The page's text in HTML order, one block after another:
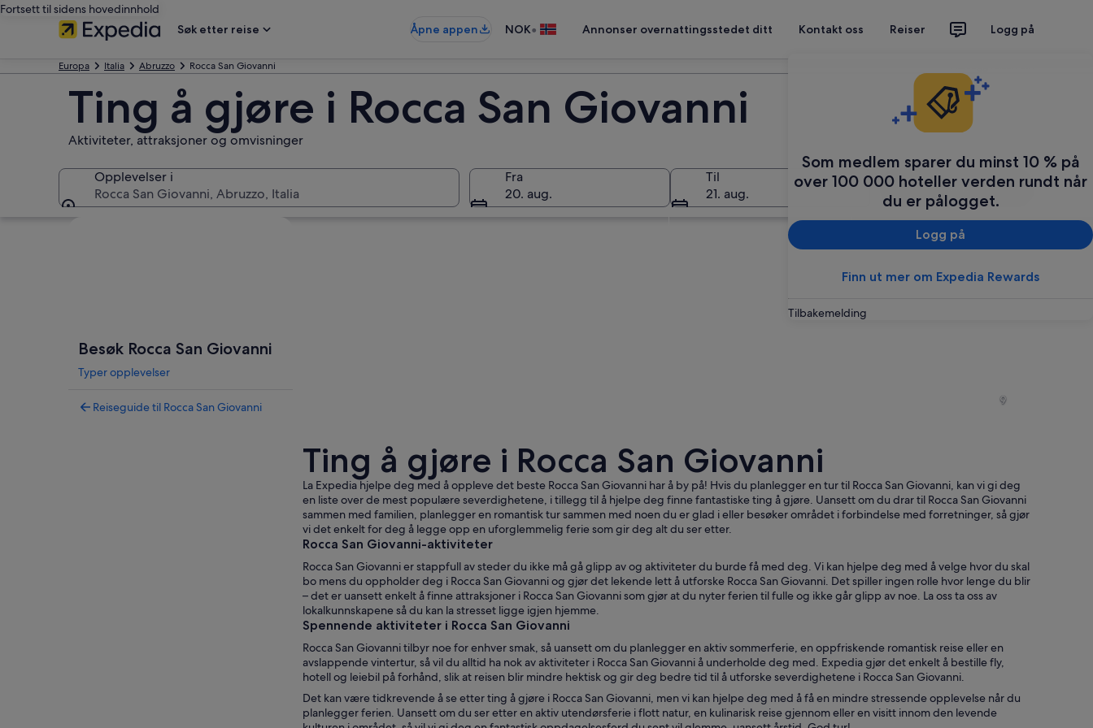
Fortsett til sidens hovedinnhold
Søk etter reise
Åpne appen NOK• Annonser overnattingsstedet ditt Kontakt oss Reiser Logg på
Som medlem sparer du minst 10 % på
over 100 000 hoteller verden rundt når
du er pålogget.
Logg på
Finn ut mer om Expedia Rewards
Tilbakemelding
Europa Italia Abruzzo Rocca San Giovanni
Ting å gjøre i Rocca San Giovanni
Aktiviteter, attraksjoner og omvisninger
Opplevelser i
Rocca San Giovanni, Abruzzo, Italia
Fra
20. aug.
Til
21. aug.
Søk
Besøk Rocca San Giovanni
Typer opplevelser
Reiseguide til Rocca San Giovanni
Rocca San Giovanni
Rocca San Giovanni Rocca San Giovanni
9
Ting å gjøre i Rocca San Giovanni
La Expedia hjelpe deg med å oppleve det beste Rocca San Giovanni har å by på! Hvis du planlegger en tur til Rocca San Giovanni, kan vi gi deg
en liste over de mest populære severdighetene, i tillegg til å hjelpe deg finne fantastiske ting å gjøre. Uansett om du drar til Rocca San Giovanni
sammen med familien, planlegger en romantisk tur sammen med noen du er glad i eller besøker området i forbindelse med forretninger, så gjør
vi det enkelt for deg å legge opp en uforglemmelig ferie som gir deg alt du ser etter.
Rocca San Giovanni-aktiviteter
Rocca San Giovanni er stappfull av steder du ikke må gå glipp av og aktiviteter du burde få med deg. Vi kan hjelpe deg med å velge hvor du skal
bo mens du oppholder deg i Rocca San Giovanni og gjør det lekende lett å utforske Rocca San Giovanni. Det spiller ingen rolle hvor lenge du blir
– det er uansett enkelt å finne attraksjoner i Rocca San Giovanni som gjør at du nyter ferien til fulle og ikke går glipp av noe. La oss ta oss av
lokalkunnskapene så du kan la stresset ligge igjen hjemme.
Spennende aktiviteter i Rocca San Giovanni
Rocca San Giovanni tilbyr noe for enhver smak, så uansett om du planlegger en aktiv sommerferie, en oppfriskende romantisk reise eller en
avslappende vintertur, så vil du alltid ha nok av aktiviteter i Rocca San Giovanni å underholde deg med. Expedia gjør det enkelt å bestille fly,
hotell og leiebil på forhånd, slik at reisen blir mindre hektisk og gir deg bedre tid til å utforske severdighetene i Rocca San Giovanni.
Det kan være tidkrevende å se etter ting å gjøre i Rocca San Giovanni, men vi kan hjelpe deg med å få en mindre stressende opplevelse når du
planlegger ferien. Uansett om du ser etter en aktiv utendørsferie i flott natur, en kulinarisk reise gjennom eller en visitt innom den levende